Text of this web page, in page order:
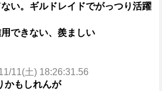
い。ギルドレイドでがっつり活躍
できない、羨ましい
11(土) 18:26:31.56
かもしれんが